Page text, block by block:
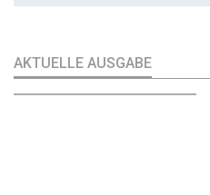
AKTUELLE AUSGABE